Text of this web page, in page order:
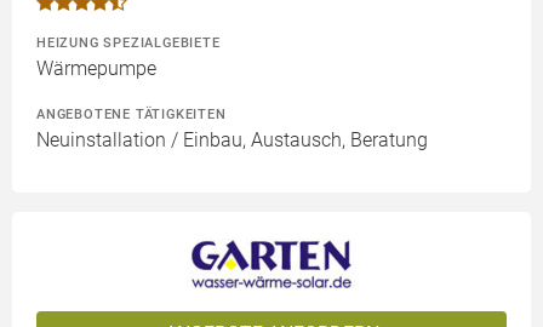
HEIZUNG SPEZIALGEBIETE
Wärmepumpe
ANGEBOTENE TÄTIGKEITEN
Neuinstallation / Einbau, Austausch, Beratung